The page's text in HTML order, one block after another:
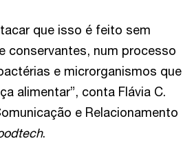
que isso é feito sem
conservantes, num processo
e microrganismos que
alimentar”, conta Flávia C.
e Relacionamento
.